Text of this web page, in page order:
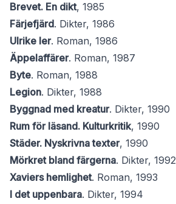
Brevet. En dikt, 1985
Färjefjärd. Dikter, 1986
Ulrike ler. Roman, 1986
Äppelaffärer. Roman, 1987
Byte. Roman, 1988
Legion. Dikter, 1988
Byggnad med kreatur. Dikter, 1990
Rum för läsand. Kulturkritik, 1990
Städer. Nyskrivna texter, 1990
Mörkret bland färgerna. Dikter, 1992
Xaviers hemlighet. Roman, 1993
I det uppenbara. Dikter, 1994